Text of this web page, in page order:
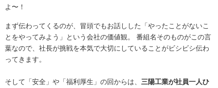
よ〜！
まず伝わってくるのが、冒頭でもお話しした「やったことがないこ
とをやってみよう」という会社の価値観。 番組名そのものがこの言
葉なので、社長が挑戦を本気で大切にしていることがビシビシ伝わ
ってきます。
そして「安全」や「福利厚生」の回からは、 三陽工業が社員一人ひ